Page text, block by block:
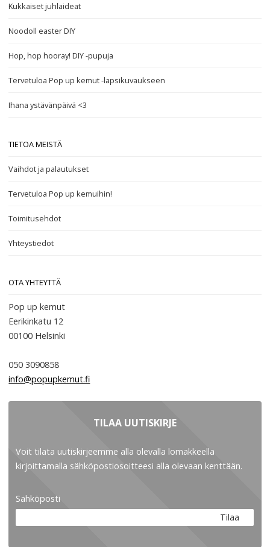
Kukkaiset juhlaideat
Noodoll easter DIY
Hop, hop hooray! DIY -pupuja
Tervetuloa Pop up kemut -lapsikuvaukseen
Ihana ystävänpäivä <3
TIETOA MEISTÄ
Vaihdot ja palautukset
Tervetuloa Pop up kemuihin!
Toimitusehdot
Yhteystiedot
OTA YHTEYTTÄ
Pop up kemut
Eerikinkatu 12
00100 Helsinki
050 3090858
info@popupkemut.fi
TILAA UUTISKIRJE
Voit tilata uutiskirjeemme alla olevalla lomakkeella
kirjoittamalla sähköpostiosoitteesi alla olevaan kenttään.
Sähköposti
Tilaa